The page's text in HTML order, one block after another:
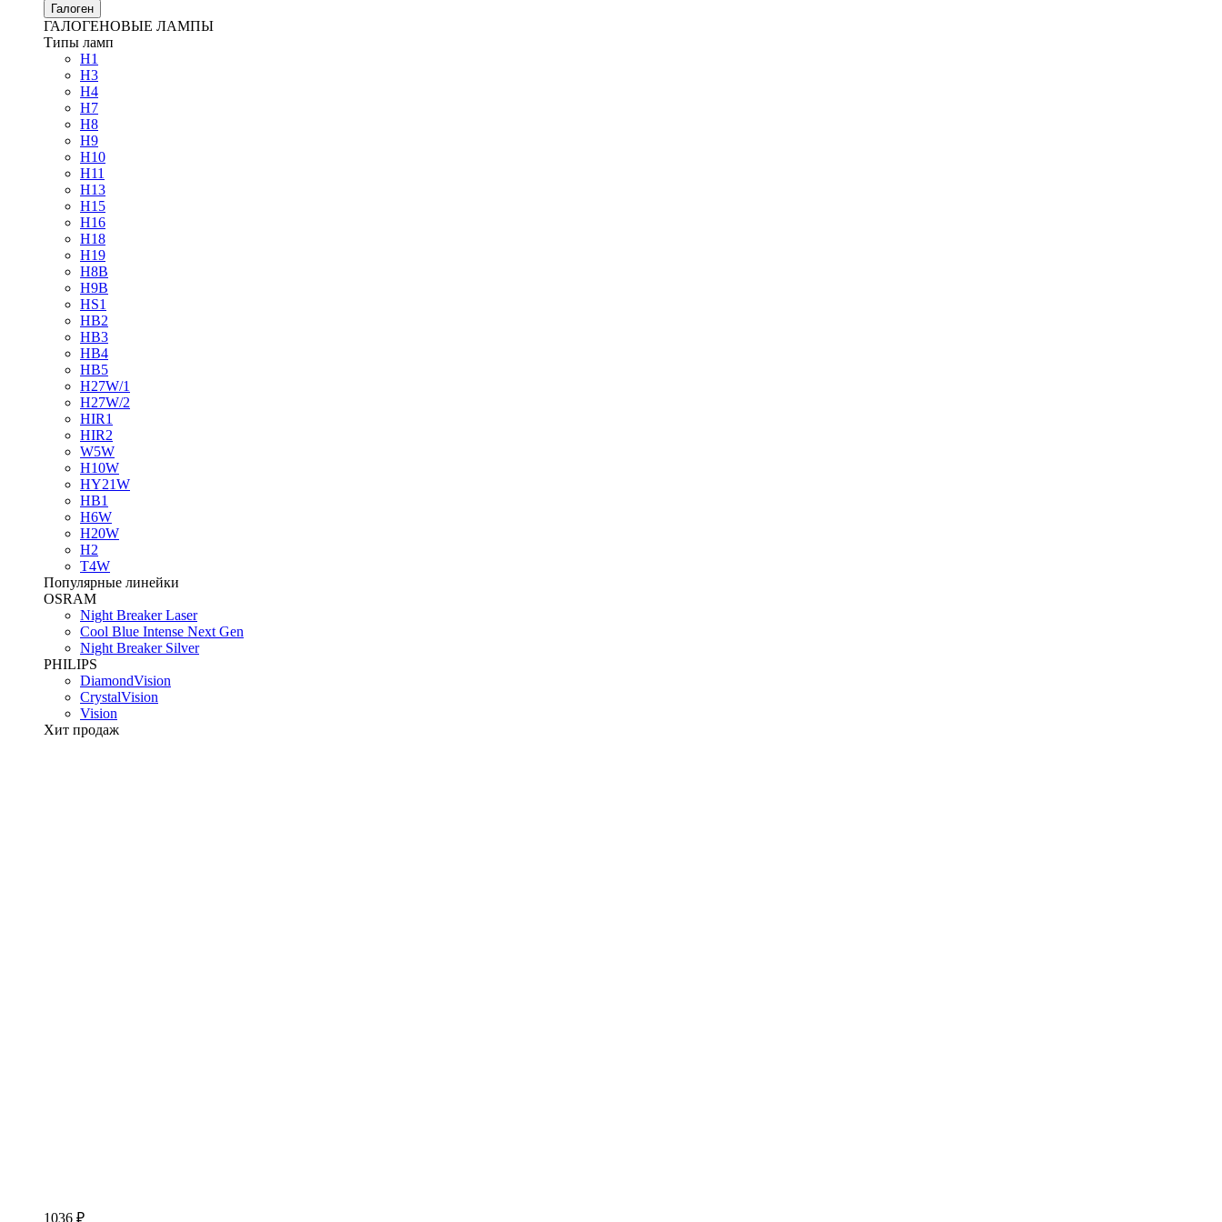
Галоген
ГАЛОГЕНОВЫЕ ЛАМПЫ
Типы ламп
H1
H3
H4
H7
H8
H9
H10
H11
H13
H15
H16
H18
H19
H8B
H9B
HS1
HB2
HB3
HB4
HB5
H27W/1
H27W/2
HIR1
HIR2
W5W
H10W
HY21W
HB1
H6W
H20W
H2
T4W
Популярные линейки
OSRAM
Night Breaker Laser
Cool Blue Intense Next Gen
Night Breaker Silver
PHILIPS
DiamondVision
CrystalVision
Vision
Хит продаж
1036 ₽